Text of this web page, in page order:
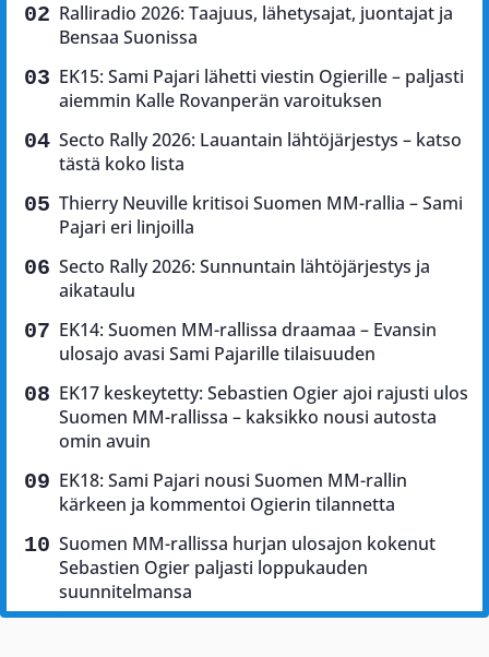
Ralliradio 2026: Taajuus, lähetysajat, juontajat ja
Bensaa Suonissa
EK15: Sami Pajari lähetti viestin Ogierille – paljasti
aiemmin Kalle Rovanperän varoituksen
Secto Rally 2026: Lauantain lähtöjärjestys – katso
tästä koko lista
Thierry Neuville kritisoi Suomen MM-rallia – Sami
Pajari eri linjoilla
Secto Rally 2026: Sunnuntain lähtöjärjestys ja
aikataulu
EK14: Suomen MM-rallissa draamaa – Evansin
ulosajo avasi Sami Pajarille tilaisuuden
EK17 keskeytetty: Sebastien Ogier ajoi rajusti ulos
Suomen MM-rallissa – kaksikko nousi autosta
omin avuin
EK18: Sami Pajari nousi Suomen MM-rallin
kärkeen ja kommentoi Ogierin tilannetta
Suomen MM-rallissa hurjan ulosajon kokenut
Sebastien Ogier paljasti loppukauden
suunnitelmansa